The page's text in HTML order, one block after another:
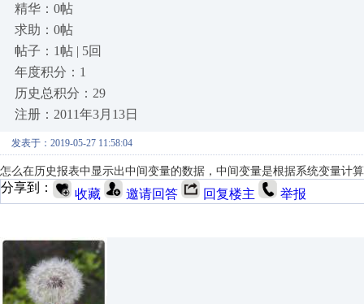
精华：0帖
求助：0帖
帖子：1帖 | 5回
年度积分：1
历史总积分：29
注册：2011年3月13日
发表于：2019-05-27 11:58:04
怎么在历史报表中显示出中间变量的数据，中间变量是根据系统变量计
分享到： 收藏 邀请回答 回复楼主 举报